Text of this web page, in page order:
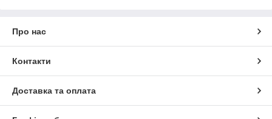
Про нас
Контакти
Доставка та оплата